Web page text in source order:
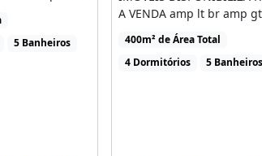
com acabamentos de
tipo exportação, marcenaria
uma
5 Banheiros
A VENDA amp lt br amp gt
amp lt br amp gt Casa [...]
400m² de Área Total
4 Dormitórios
5 Banheiros